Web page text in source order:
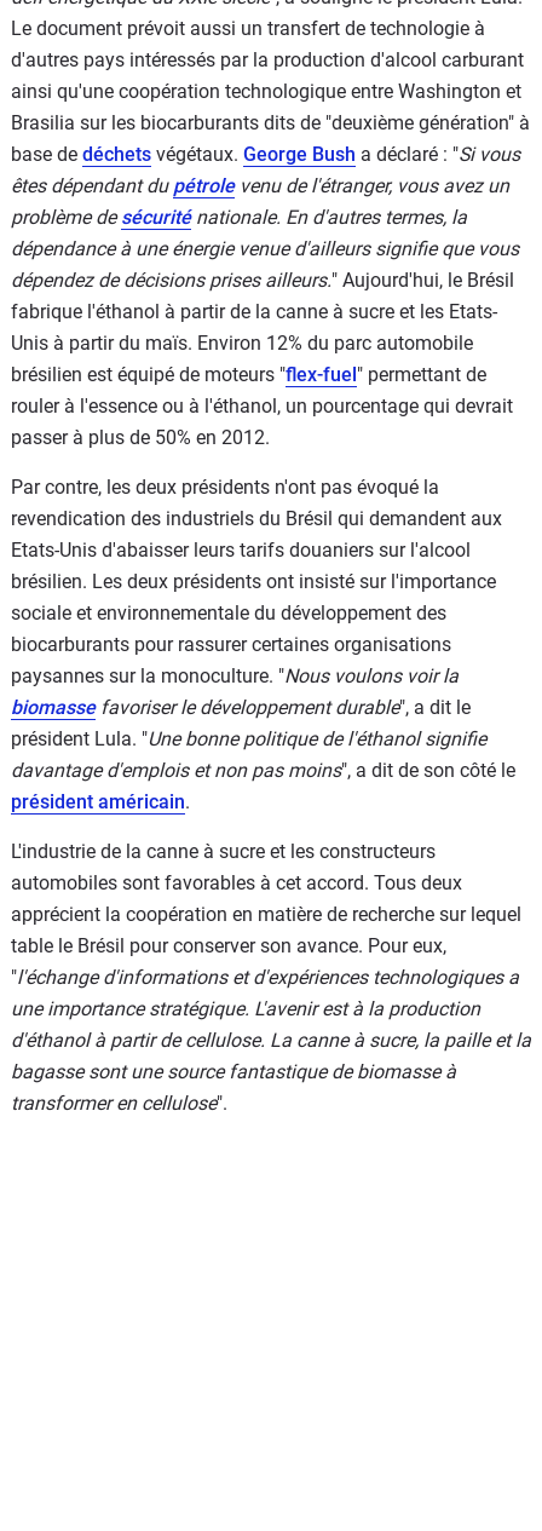
Le document prévoit aussi un transfert de technologie à
d'autres pays intéressés par la production d'alcool carburant
ainsi qu'une coopération technologique entre Washington et
Brasilia sur les biocarburants dits de "deuxième génération" à
base de déchets végétaux. George Bush a déclaré : "Si vous
êtes dépendant du pétrolevenu de l'étranger, vous avez un
problème desécuriténationale. En d'autres termes, la
dépendance à une énergie venue d'ailleurs signifie que vous
dépendez de décisions prises ailleurs." Aujourd'hui, le Brésil
fabrique l'éthanol à partir de la canne à sucre et les Etats-
Unis à partir du maïs. Environ 12% du parc automobile
brésilien est équipé de moteurs "flex-fuel" permettant de
rouler à l'essence ou à l'éthanol, un pourcentage qui devrait
passer à plus de 50% en 2012.
Par contre, les deux présidents n'ont pas évoqué la
revendication des industriels du Brésil qui demandent aux
Etats-Unis d'abaisser leurs tarifs douaniers sur l'alcool
brésilien. Les deux présidents ont insisté sur l'importance
sociale et environnementale du développement des
biocarburants pour rassurer certaines organisations
paysannes sur la monoculture. "Nous voulons voir la
biomassefavoriser le développement durable", a dit le
président Lula. "Une bonne politique de l'éthanol signifie
davantage d'emplois et non pas moins", a dit de son côté le
président américain.
L'industrie de la canne à sucre et les constructeurs
automobiles sont favorables à cet accord. Tous deux
apprécient la coopération en matière de recherche sur lequel
table le Brésil pour conserver son avance. Pour eux,
"l'échange d'informations et d'expériences technologiques a
une importance stratégique. L'avenir est à la production
d'éthanol à partir de cellulose. La canne à sucre, la paille et la
bagasse sont une source fantastique de biomasse à
transformer en cellulose".